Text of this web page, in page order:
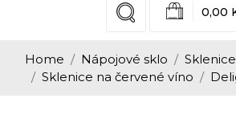
0,00
Home Nápojové sklo
Sklenice na červené víno